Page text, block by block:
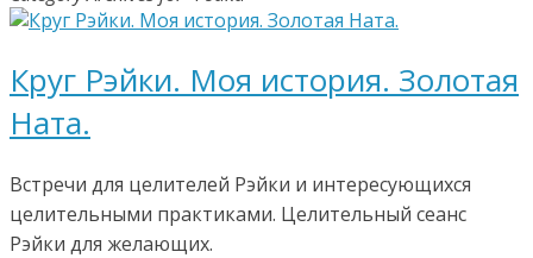
Круг Рэйки. Моя история. Золотая
Ната.
Встречи для целителей Рэйки и интересующихся
целительными практиками. Целительный сеанс
Рэйки для желающих.